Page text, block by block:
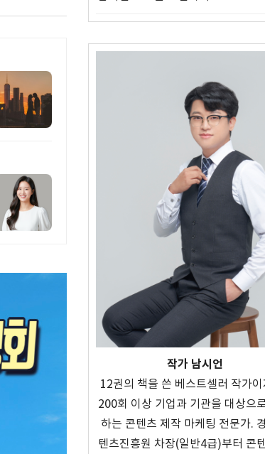
작가 남시언
12권의 책을 쓴 베스트셀러 작가이
200회 이상 기업과 기관을 대상으
하는 콘텐츠 제작 마케팅 전문가.
텐츠진흥원 차장(일반4급)부터 콘